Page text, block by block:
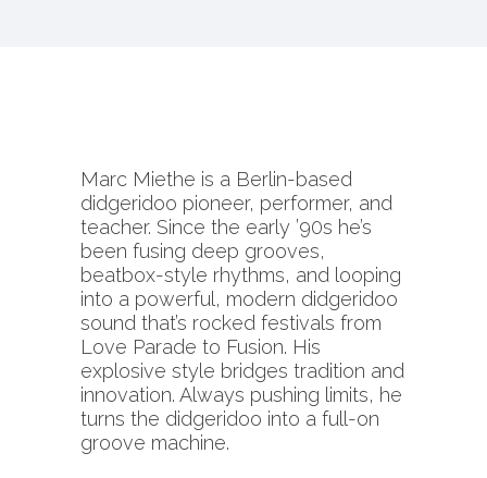
Marc Miethe is a Berlin-based
didgeridoo pioneer, performer, and
teacher. Since the early ’90s he’s
been fusing deep grooves,
beatbox-style rhythms, and looping
into a powerful, modern didgeridoo
sound that’s rocked festivals from
Love Parade to Fusion. His
explosive style bridges tradition and
innovation. Always pushing limits, he
turns the didgeridoo into a full-on
groove machine.